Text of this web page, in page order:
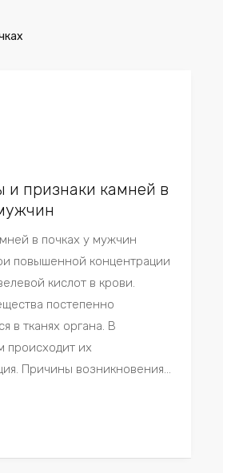
и признаки камней в
в почках у мужчин
повышенной концентрации
кислот в крови.
постепенно
в тканях органа. В
происходит их
Причины возникновения...